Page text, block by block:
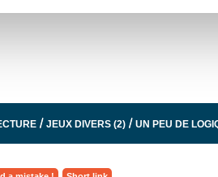
/JEUX DIVERS (2) /UN PEU DE